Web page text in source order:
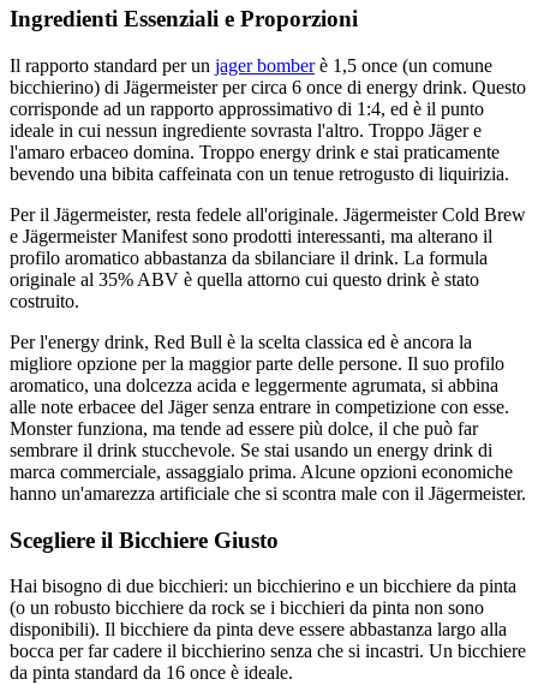
Ingredienti Essenziali e Proporzioni
Il rapporto standard per un jager bomberè 1,5 once (un comune
bicchierino) di Jägermeister per circa 6 once di energy drink. Questo
corrisponde ad un rapporto approssimativo di 1:4, ed è il punto
ideale in cui nessun ingrediente sovrasta l'altro. Troppo Jäger e
l'amaro erbaceo domina. Troppo energy drink e stai praticamente
bevendo una bibita caffeinata con un tenue retrogusto di liquirizia.
Per il Jägermeister, resta fedele all'originale. Jägermeister Cold Brew
e Jägermeister Manifest sono prodotti interessanti, ma alterano il
profilo aromatico abbastanza da sbilanciare il drink. La formula
originale al 35% ABV è quella attorno cui questo drink è stato
costruito.
Per l'energy drink, Red Bull è la scelta classica ed è ancora la
migliore opzione per la maggior parte delle persone. Il suo profilo
aromatico, una dolcezza acida e leggermente agrumata, si abbina
alle note erbacee del Jäger senza entrare in competizione con esse.
Monster funziona, ma tende ad essere più dolce, il che può far
sembrare il drink stucchevole. Se stai usando un energy drink di
marca commerciale, assaggialo prima. Alcune opzioni economiche
hanno un'amarezza artificiale che si scontra male con il Jägermeister.
Scegliere il Bicchiere Giusto
Hai bisogno di due bicchieri: un bicchierino e un bicchiere da pinta
(o un robusto bicchiere da rock se i bicchieri da pinta non sono
disponibili). Il bicchiere da pinta deve essere abbastanza largo alla
bocca per far cadere il bicchierino senza che si incastri. Un bicchiere
da pinta standard da 16 once è ideale.